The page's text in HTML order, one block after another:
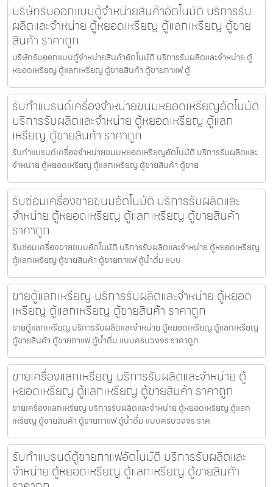
บริษัทรับออกแบบตู้จำหน่ายสินค้า​อัตโนมัติ บริการรับ
ผลิตและจำหน่าย ตู้หยอดเหรียญ ตู้แลกเหรียญ ตู้ขาย
สินค้า ราคาถูก
บริษัทรับออกแบบตู้จำหน่ายสินค้า​อัตโนมัติ บริการรับผลิตและจำหน่าย ตู้
หยอดเหรียญ ตู้แลกเหรียญ ตู้ขายสินค้า ตู้ขายกาแฟ ตู้
รับทำแบรนด์เครื่องจำหน่ายขนมหยอดเหรียญ​​อัตโนมัติ
บริการรับผลิตและจำหน่าย ตู้หยอดเหรียญ ตู้แลก
เหรียญ ตู้ขายสินค้า ราคาถูก
รับทำแบรนด์เครื่องจำหน่ายขนมหยอดเหรียญ​​อัตโนมัติ บริการรับผลิตและ
จำหน่าย ตู้หยอดเหรียญ ตู้แลกเหรียญ ตู้ขายสินค้า ตู้ขาย
รับซ่อมเครื่องขายขนม​อัตโนมัติ บริการรับผลิตและ
จำหน่าย ตู้หยอดเหรียญ ตู้แลกเหรียญ ตู้ขายสินค้า
ราคาถูก
รับซ่อมเครื่องขายขนม​อัตโนมัติ บริการรับผลิตและจำหน่าย ตู้หยอดเหรียญ
ตู้แลกเหรียญ ตู้ขายสินค้า ตู้ขายกาแฟ ตู้น้ำดื่ม แบบ
ขายตู้แลกเหรียญ บริการรับผลิตและจำหน่าย ตู้หยอด
เหรียญ ตู้แลกเหรียญ ตู้ขายสินค้า ราคาถูก
ขายตู้แลกเหรียญ บริการรับผลิตและจำหน่าย ตู้หยอดเหรียญ ตู้แลกเหรียญ
ตู้ขายสินค้า ตู้ขายกาแฟ ตู้น้ำดื่ม แบบครบวงจร ราคาถูก
ขายเครื่องแลกเหรียญ บริการรับผลิตและจำหน่าย ตู้
หยอดเหรียญ ตู้แลกเหรียญ ตู้ขายสินค้า ราคาถูก
ขายเครื่องแลกเหรียญ บริการรับผลิตและจำหน่าย ตู้หยอดเหรียญ ตู้แลก
เหรียญ ตู้ขายสินค้า ตู้ขายกาแฟ ตู้น้ำดื่ม แบบครบวงจร ราค
รับทำแบรนด์ตู้ขายกาแฟ​อัตโนมัติ บริการรับผลิตและ
จำหน่าย ตู้หยอดเหรียญ ตู้แลกเหรียญ ตู้ขายสินค้า